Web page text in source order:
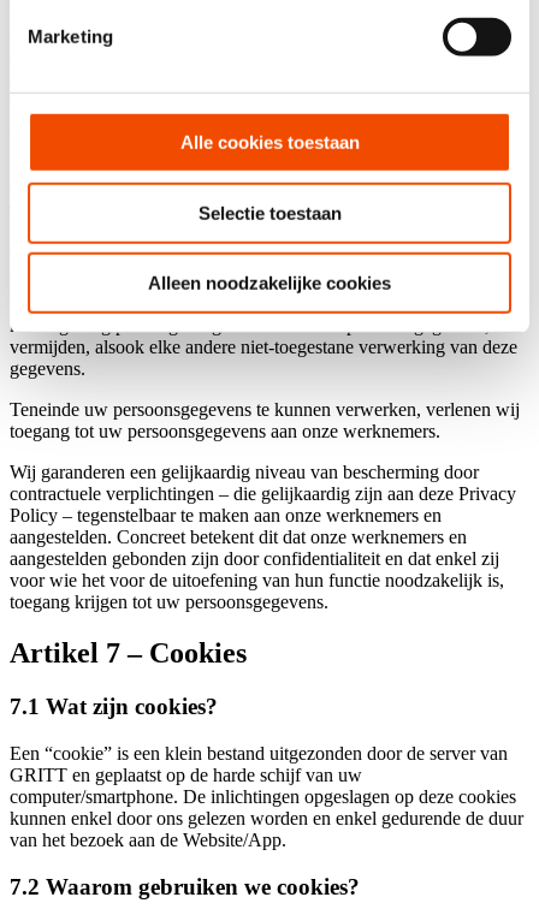
Marketing
Alle cookies toestaan
Selectie toestaan
Alleen noodzakelijke cookies
U beschikt ook over het recht om een klacht in te dienen bij een
Artikel 6 – Veiligheid en
vertrouwelijkheid
Wij hebben veiligheidsmaatregelen ontwikkeld die aangepast zijn op
technisch en organisatorisch vlak, om de vernietiging, het verlies, de
vervalsing, de wijziging, de niet-toegestane toegang of de
kennisgeving per vergissing aan derden van persoonsgegevens, te
vermijden, alsook elke andere niet-toegestane verwerking van deze
gegevens.
Teneinde uw persoonsgegevens te kunnen verwerken, verlenen wij
toegang tot uw persoonsgegevens aan onze werknemers.
Wij garanderen een gelijkaardig niveau van bescherming door
contractuele verplichtingen – die gelijkaardig zijn aan deze Privacy
Policy – tegenstelbaar te maken aan onze werknemers en
aangestelden. Concreet betekent dit dat onze werknemers en
aangestelden gebonden zijn door confidentialiteit en dat enkel zij
voor wie het voor de uitoefening van hun functie noodzakelijk is,
toegang krijgen tot uw persoonsgegevens.
Artikel 7 – Cookies
7.1 Wat zijn cookies?
Een “cookie” is een klein bestand uitgezonden door de server van
GRITT en geplaatst op de harde schijf van uw
computer/smartphone. De inlichtingen opgeslagen op deze cookies
kunnen enkel door ons gelezen worden en enkel gedurende de duur
van het bezoek aan de Website/App.
7.2 Waarom gebruiken we cookies?